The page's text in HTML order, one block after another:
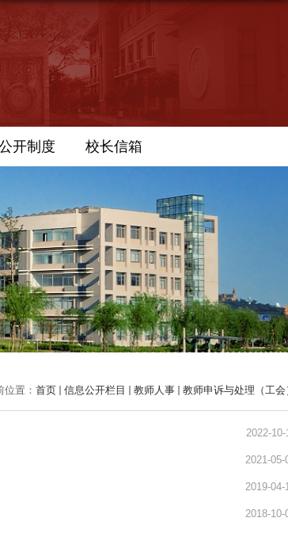
开制度 校长信箱
位置： 首页 信息公开栏目 教师人事 教师申诉与处理（工会
2022-10-
2021-05-
2019-04-
2018-10-